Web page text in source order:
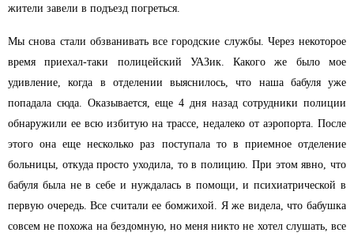
жители завели в подъезд погреться.
Мы снова стали обзванивать все городские службы. Через некоторое
время приехал-таки полицейский УАЗик. Какого же было мое
удивление, когда в отделении выяснилось, что наша бабуля уже
попадала сюда. Оказывается, еще 4 дня назад сотрудники полиции
обнаружили ее всю избитую на трассе, недалеко от аэропорта. После
этого она еще несколько раз поступала то в приемное отделение
больницы, откуда просто уходила, то в полицию. При этом явно, что
бабуля была не в себе и нуждалась в помощи, и психиатрической в
первую очередь. Все считали ее бомжихой. Я же видела, что бабушка
совсем не похожа на бездомную, но меня никто не хотел слушать, все